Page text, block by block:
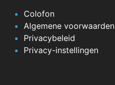
Colofon
Algemene voorwaarden
Privacybeleid
Privacy-instellingen